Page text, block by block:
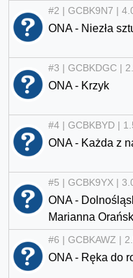
#2 | GCBK9N7 |
ONA - Niezła
#3 | GCBKDGC |
ONA - Krzyk
#4 | GCBKBYD |
ONA - Każda z
#5 | GCBK9YX |
ONA -
Marianna
#6 | GCBKAWZ |
ONA - Ręka do